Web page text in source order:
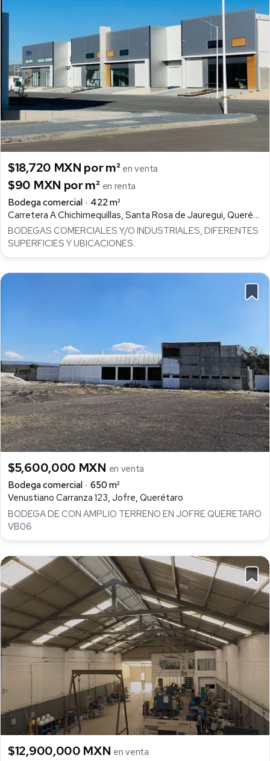
$18,720 MXN por m² en venta
$90 MXN por m² en renta
Bodega comercial
422 m²
Carretera A Chichimequillas, Santa Rosa de Jauregui, Querétaro
BODEGAS COMERCIALES Y/O INDUSTRIALES, DIFERENTES
SUPERFICIES Y UBICACIONES.
$5,600,000 MXN en venta
Bodega comercial
650 m²
Venustiano Carranza 123, Jofre, Querétaro
BODEGA DE CON AMPLIO TERRENO EN JOFRE QUERETARO
VB06
$12,900,000 MXN en venta